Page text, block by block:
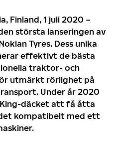
Finland, 1 juli 2020 –
största lanseringen av
Tyres. Dess unika
effektivt de bästa
traktor- och
utmärkt rörlighet på
Under år 2020
däcket att få åtta
kompatibelt med ett